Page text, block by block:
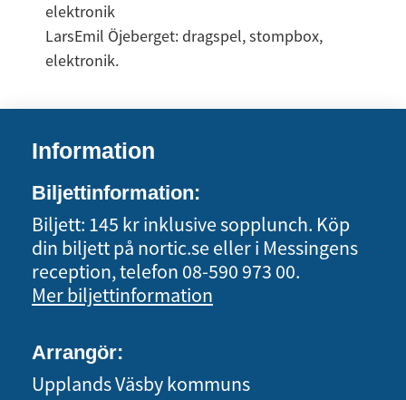
elektronik
LarsEmil Öjeberget: dragspel, stompbox,
elektronik.
Information
Biljettinformation:
Biljett: 145 kr inklusive sopplunch. Köp
din biljett på nortic.se eller i Messingens
reception, telefon 08-590 973 00.
Mer biljettinformation
Arrangör:
Upplands Väsby kommuns